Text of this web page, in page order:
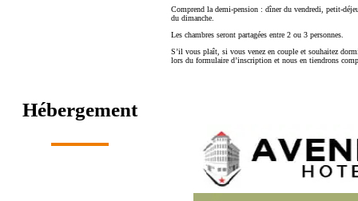
Hébergement
Comprend la demi-pension : dîner du vendredi, petit-
du dimanche.
Les chambres seront partagées entre 2 ou 3 personnes.
S’il vous plaît, si vous venez en couple et souhaitez
lors du formulaire d’inscription et nous en tiendrons